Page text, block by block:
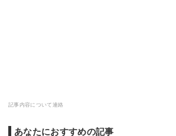
記事内容について連絡
あなたにおすすめの記事